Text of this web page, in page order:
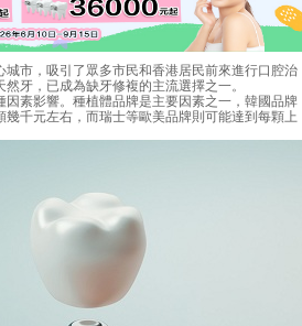
市，吸引了眾多市民和香港居民前來進行口腔治
牙，已成為缺牙修複的主流選擇之一。
素影響。種植體品牌是主要因素之一，韓國品牌
千元左右，而瑞士等歐美品牌則可能達到每顆上